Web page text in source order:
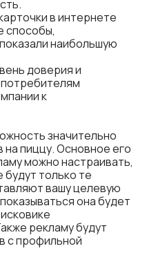
в интернете
способы,
наибольшую
доверия и
к
значительно
на пиццу. Основное его
можно настраивать,
будут только те
вашу целевую
она будет
рекламу будут
с профильной